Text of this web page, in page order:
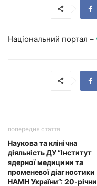
Національний портал –
попередня стаття
Наукова та клінічна
діяльність ДУ “Інститут
ядерної медицини та
променевої діагностики
НАМН України”: 20-